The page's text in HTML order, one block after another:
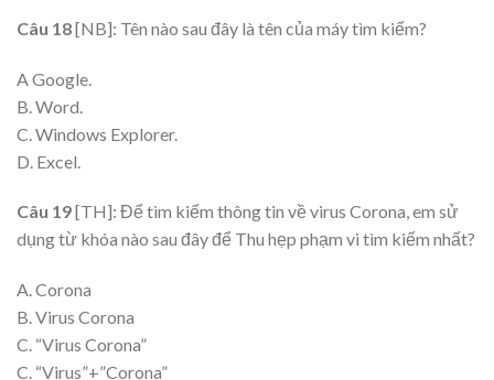
Câu 18[NB]: Tên nào sau đây là tên của máy tìm kiếm?
A Google.
B. Word.
C. Windows Explorer.
D. Excel.
Câu 19[TH]: Để tìm kiếm thông tin về virus Corona, em sử
dụng từ khóa nào sau đây để Thu hẹp phạm vi tìm kiếm nhất?
A. Corona
B. Virus Corona
C. “Virus Corona”
C. “Virus”+”Corona”